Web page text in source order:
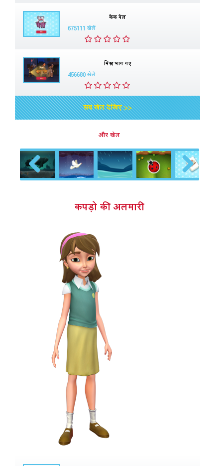
केक मेल
675111 खेलें
मिस्र भाग गए
456680 खेलें
सब खेल देखिए >>
और खेल
Previous Next
कपड़ो की अलमारी